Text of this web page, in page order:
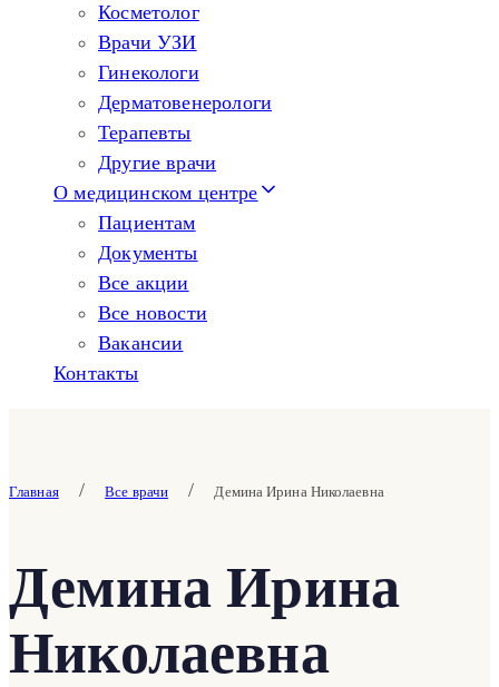
Косметолог
Врачи УЗИ
Гинекологи
Дерматовенерологи
Терапевты
Другие врачи
О медицинском центре
Пациентам
Документы
Все акции
Все новости
Вакансии
Контакты
Главная / Все врачи / Демина Ирина Николаевна
Демина Ирина
Николаевна